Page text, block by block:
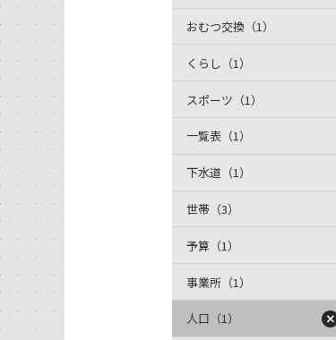
おむつ交換（1）
くらし（1）
スポーツ（1）
一覧表（1）
下水道（1）
世帯（3）
予算（1）
事業所（1）
人口（1）